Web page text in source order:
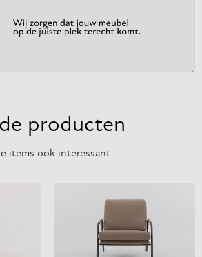
producten
items ook interessant